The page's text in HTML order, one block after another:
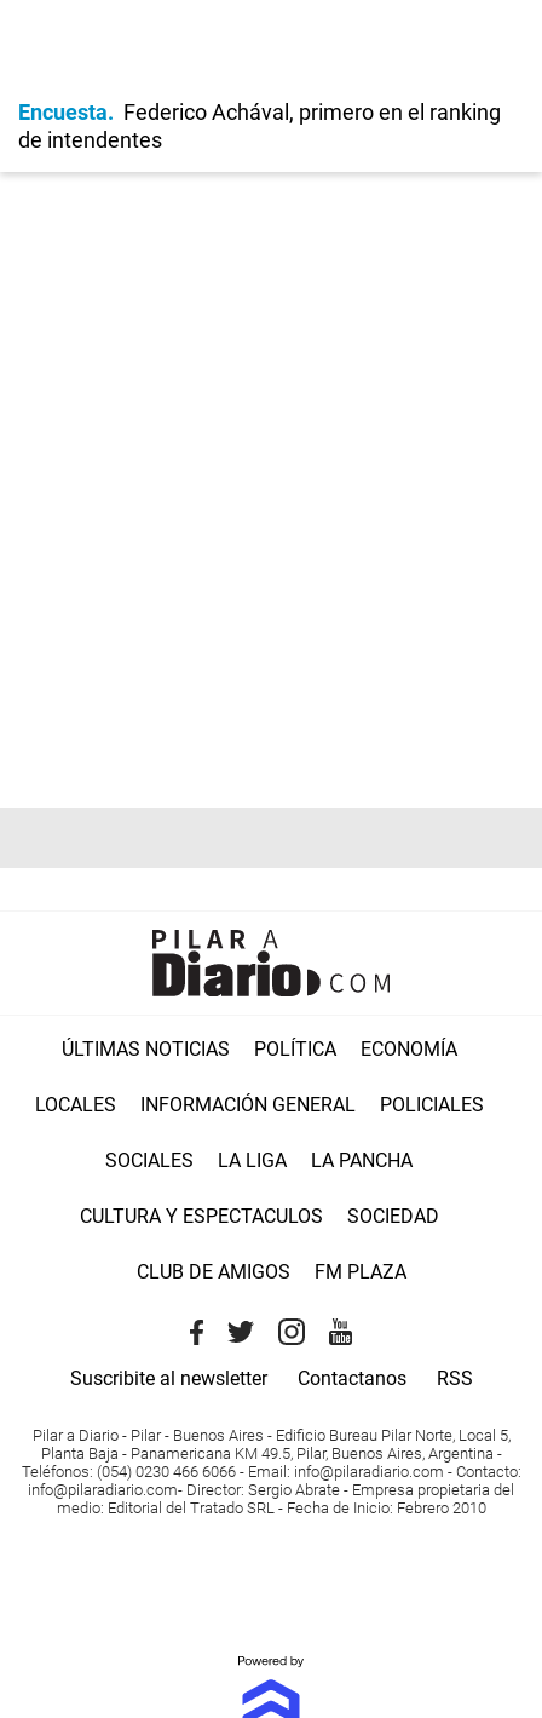
Encuesta
Federico Achával, primero en el ranking
de intendentes
ÚLTIMAS NOTICIAS POLÍTICA ECONOMÍA
LOCALES INFORMACIÓN GENERAL POLICIALES
SOCIALES LA LIGA LA PANCHA
CULTURA Y ESPECTACULOS SOCIEDAD
CLUB DE AMIGOS FM PLAZA
Suscribite al newsletter Contactanos RSS
Pilar a Diario - Pilar - Buenos Aires - Edificio Bureau Pilar Norte, Local 5,
Planta Baja - Panamericana KM 49.5, Pilar, Buenos Aires, Argentina -
Teléfonos: (054) 0230 466 6066 - Email : info@pilaradiario.com - Contacto:
info@pilaradiario.com- Director: Sergio Abrate - Empresa propietaria del
medio: Editorial del Tratado SRL - Fecha de Inicio: Febrero 2010